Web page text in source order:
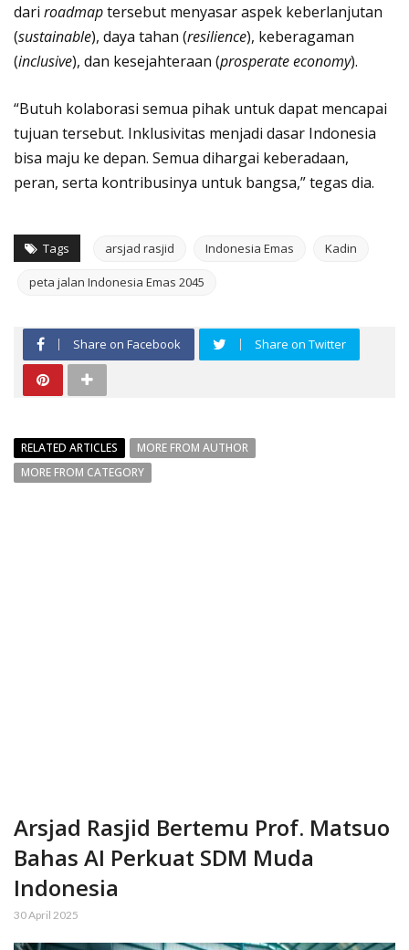
dari roadmaptersebut menyasar aspek keberlanjutan
(sustainable), daya tahan (resilience), keberagaman
(inclusive), dan kesejahteraan (prosperate economy).
“Butuh kolaborasi semua pihak untuk dapat mencapai
tujuan tersebut. Inklusivitas menjadi dasar Indonesia
bisa maju ke depan. Semua dihargai keberadaan,
peran, serta kontribusinya untuk bangsa,” tegas dia.
Tags arsjad rasjid Indonesia Emas Kadin
peta jalan Indonesia Emas 2045
Share on Facebook Share on Twitter
RELATED ARTICLES
MORE FROM AUTHOR
MORE FROM CATEGORY
Arsjad Rasjid Bertemu Prof. Matsuo
Bahas AI Perkuat SDM Muda
Indonesia
30 April 2025